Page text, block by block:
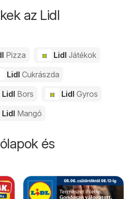
az Lidl
Pizza LidlJátékok
Lidl Cukrászda
Lidl Bors LidlGyros
Lidl Mangó
és